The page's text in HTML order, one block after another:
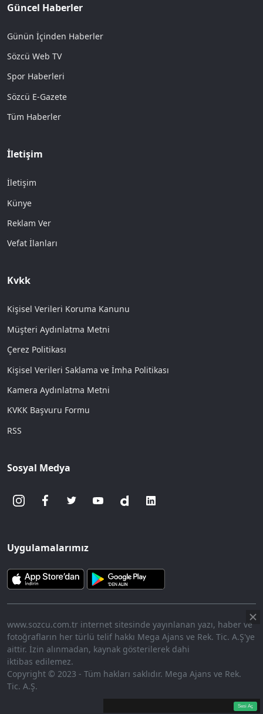
Aç
7.71%
Sesi Aç
Güncel Haberler
Günün İçinden Haberler
Sözcü Web TV
Spor Haberleri
Sözcü E-Gazete
Tüm Haberler
İletişim
İletişim
Künye
Reklam Ver
Vefat İlanları
Kvkk
Kişisel Verileri Koruma Kanunu
Müşteri Aydınlatma Metni
Çerez Politikası
Kişisel Verileri Saklama ve İmha Politikası
Kamera Aydınlatma Metni
KVKK Başvuru Formu
RSS
Sosyal Medya
Uygulamalarımız
www.sozcu.com.tr internet sitesinde yayınlanan yazı, haber ve
fotoğrafların her türlü telif hakkı Mega Ajans ve Rek. Tic. A.Ş'ye
aittir. İzin alınmadan, kaynak gösterilerek dahi
iktibas edilemez.
Copyright © 2023 - Tüm hakları saklıdır. Mega Ajans ve Rek.
Tic. A.Ş.